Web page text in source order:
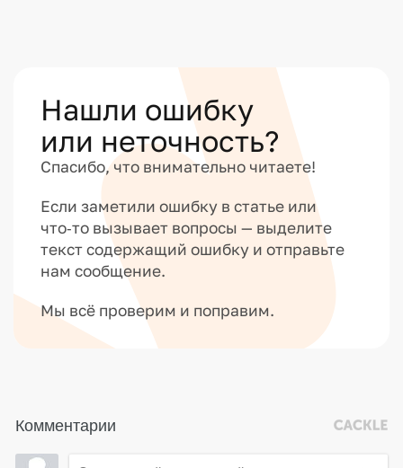
Нашли ошибку
или неточность?
Спасибо, что внимательно читаете!
Если заметили ошибку в статье или
что‑то вызывает вопросы — выделите
текст содержащий ошибку и отправьте
нам сообщение.
Мы всё проверим и поправим.
Комментарии